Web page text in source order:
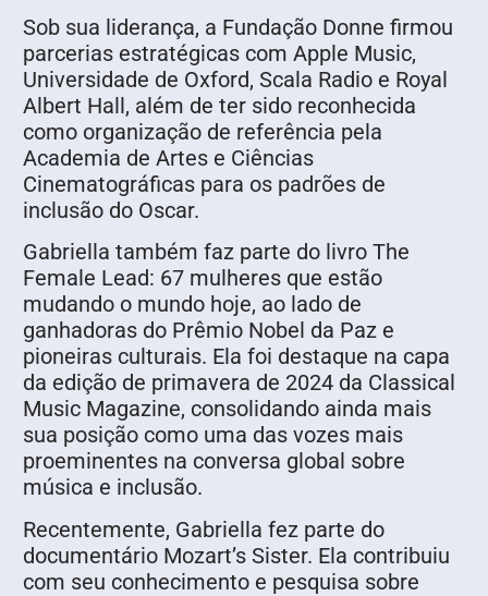
Sob sua liderança, a Fundação Donne firmou
parcerias estratégicas com Apple Music,
Universidade de Oxford, Scala Radio e Royal
Albert Hall, além de ter sido reconhecida
como organização de referência pela
Academia de Artes e Ciências
Cinematográficas para os padrões de
inclusão do Oscar.
Gabriella também faz parte do livro The
Female Lead: 67 mulheres que estão
mudando o mundo hoje, ao lado de
ganhadoras do Prêmio Nobel da Paz e
pioneiras culturais. Ela foi destaque na capa
da edição de primavera de 2024 da Classical
Music Magazine, consolidando ainda mais
sua posição como uma das vozes mais
proeminentes na conversa global sobre
música e inclusão.
Recentemente, Gabriella fez parte do
documentário Mozart’s Sister. Ela contribuiu
com seu conhecimento e pesquisa sobre